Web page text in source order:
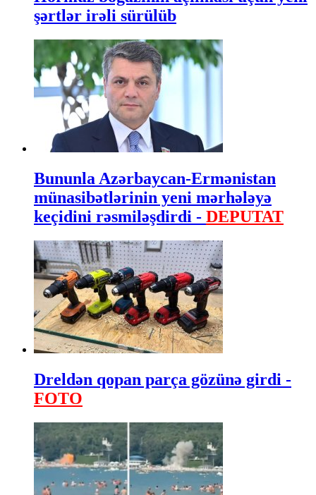
şərtlər irəli sürülüb
Bununla Azərbaycan-Ermənistan
münasibətlərinin yeni mərhələyə
keçidini rəsmiləşdirdi - DEPUTAT
Dreldən qopan parça gözünə girdi -
FOTO